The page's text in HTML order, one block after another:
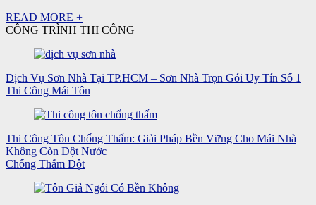
READ MORE +
CÔNG TRÌNH THI CÔNG
Dịch Vụ Sơn Nhà Tại TP.HCM – Sơn Nhà Trọn Gói Uy Tín Số 1
Thi Công Mái Tôn
Thi Công Tôn Chống Thấm: Giải Pháp Bền Vững Cho Mái Nhà
Không Còn Dột Nước
Chống Thấm Dột